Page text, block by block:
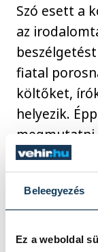
Beleegyezés
Ez a weboldal
Szó esett a
az
fiatal
költőket,
helyezik.
szerzők,
szólaltatni.
ki, akit ha